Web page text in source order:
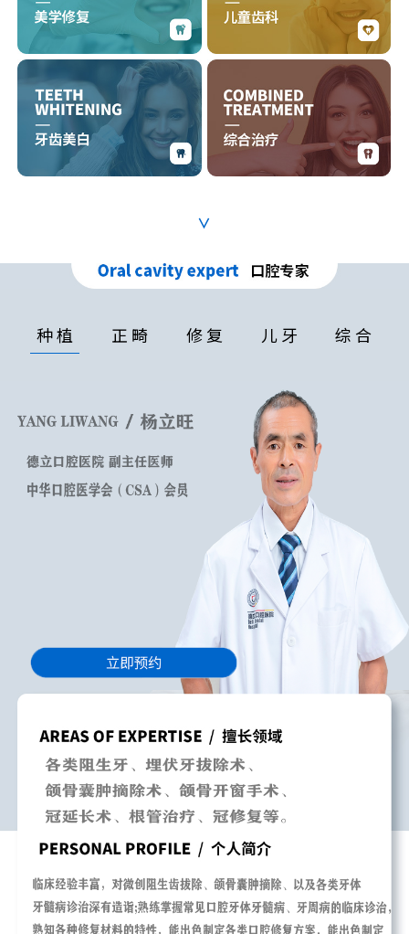
∨
种 植 正 畸 修 复 儿 牙 综 合